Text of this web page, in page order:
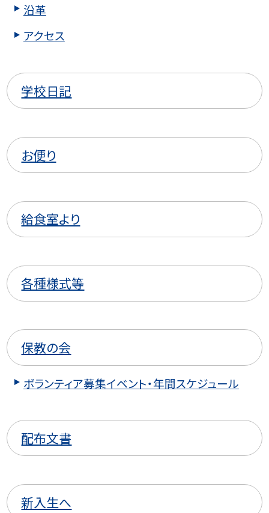
沿革
アクセス
学校日記
お便り
給食室より
各種様式等
保教の会
ボランティア募集イベント・年間スケジュール
配布文書
新入生へ